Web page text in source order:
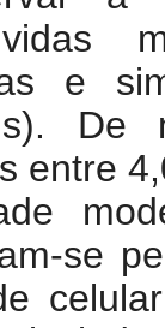
e
De
entre
se